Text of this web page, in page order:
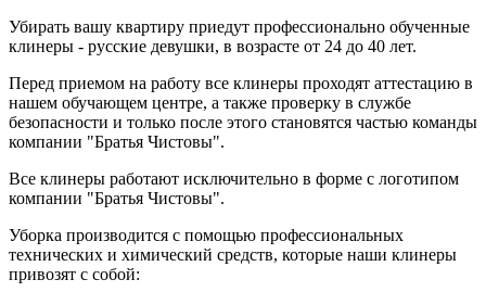
Убирать вашу квартиру приедут профессионально обученные
клинеры - русские девушки, в возрасте от 24 до 40 лет.
Перед приемом на работу все клинеры проходят аттестацию в
нашем обучающем центре, а также проверку в службе
безопасности и только после этого становятся частью команды
компании "Братья Чистовы".
Все клинеры работают исключительно в форме с логотипом
компании "Братья Чистовы".
Уборка производится с помощью профессиональных
технических и химический средств, которые наши клинеры
привозят с собой: